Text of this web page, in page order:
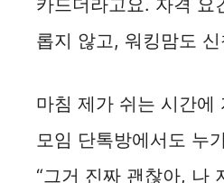
카드더라고요. 자격 요
롭지 않고, 워킹맘도
마침 제가 쉬는 시간에
모임 단톡방에서도 누
“그거 진짜 괜찮아, 나